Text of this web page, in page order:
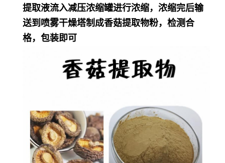
提取液流入减压浓缩罐进行浓缩，浓缩完后输
送到喷雾干燥塔制成香菇提取物粉，检测合
格，包装即可